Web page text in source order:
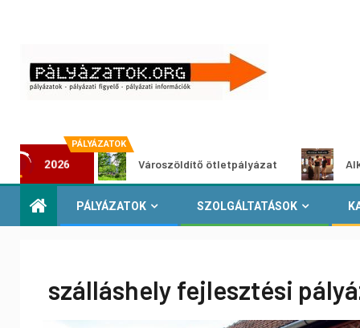
PÁLYÁZATOK
2026 Városzöldítő ötletpályázat Alkotói
PÁLYÁZATOK SZOLGÁLTATÁSOK
szálláshely fejlesztési